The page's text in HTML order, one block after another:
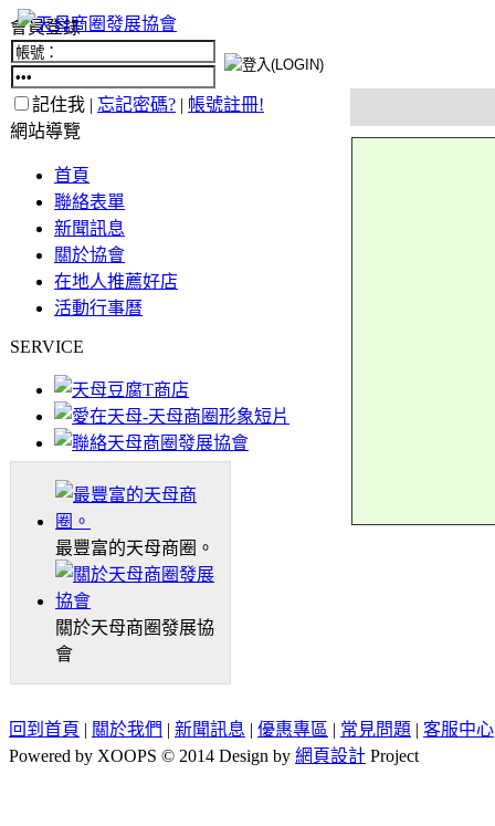
會員登錄
記住我 | 忘記密碼? | 帳號註冊!
網站導覽
首頁
聯絡表單
新聞訊息
關於協會
在地人推薦好店
活動行事曆
SERVICE
最豐富的天母商圈。
關於天母商圈發展協
會
回到首頁 | 關於我們 | 新聞訊息 | 優惠專區 | 常見問題 | 客服中心
Powered by XOOPS © 2014 Design by 網頁設計 Project